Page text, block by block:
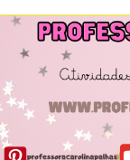
Skip
content